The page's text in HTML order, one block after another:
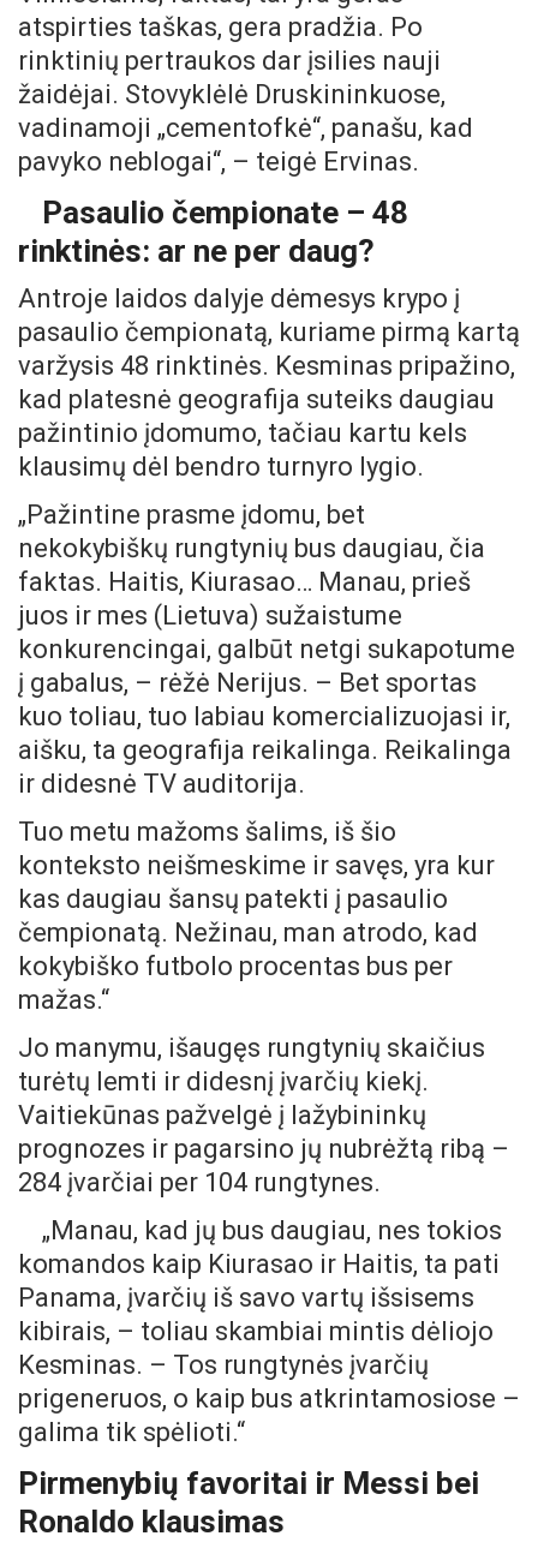
atspirties taškas, gera pradžia. Po
rinktinių pertraukos dar įsilies nauji
žaidėjai. Stovyklėlė Druskininkuose,
vadinamoji „cementofkė“, panašu, kad
pavyko neblogai“, – teigė Ervinas.
Pasaulio čempionate – 48
rinktinės: ar ne per daug?
Antroje laidos dalyje dėmesys krypo į
pasaulio čempionatą, kuriame pirmą kartą
varžysis 48 rinktinės. Kesminas pripažino,
kad platesnė geografija suteiks daugiau
pažintinio įdomumo, tačiau kartu kels
klausimų dėl bendro turnyro lygio.
„Pažintine prasme įdomu, bet
nekokybiškų rungtynių bus daugiau, čia
faktas. Haitis, Kiurasao… Manau, prieš
juos ir mes (Lietuva) sužaistume
konkurencingai, galbūt netgi sukapotume
į gabalus, – rėžė Nerijus. – Bet sportas
kuo toliau, tuo labiau komercializuojasi ir,
aišku, ta geografija reikalinga. Reikalinga
ir didesnė TV auditorija.
Tuo metu mažoms šalims, iš šio
konteksto neišmeskime ir savęs, yra kur
kas daugiau šansų patekti į pasaulio
čempionatą. Nežinau, man atrodo, kad
kokybiško futbolo procentas bus per
mažas.“
Jo manymu, išaugęs rungtynių skaičius
turėtų lemti ir didesnį įvarčių kiekį.
Vaitiekūnas pažvelgė į lažybininkų
prognozes ir pagarsino jų nubrėžtą ribą –
284 įvarčiai per 104 rungtynes.
„Manau, kad jų bus daugiau, nes tokios
komandos kaip Kiurasao ir Haitis, ta pati
Panama, įvarčių iš savo vartų išsisems
kibirais, – toliau skambiai mintis dėliojo
Kesminas. – Tos rungtynės įvarčių
prigeneruos, o kaip bus atkrintamosiose –
galima tik spėlioti.“
Pirmenybių favoritai ir Messi bei
Ronaldo klausimas